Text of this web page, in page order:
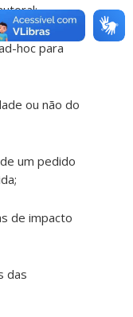
hoc para
ou não do
um pedido
de impacto
das